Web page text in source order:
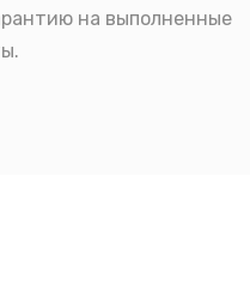
на выполненные